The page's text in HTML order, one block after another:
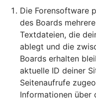
Die Forensoftware
des Boards
Textdateien, die
ablegt und die
Boards erhalten
aktuelle ID deiner
Seitenaufrufe
Informationen über